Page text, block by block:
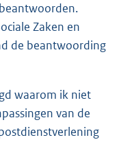
Zaken en
de beantwoording
waarom ik niet
van de